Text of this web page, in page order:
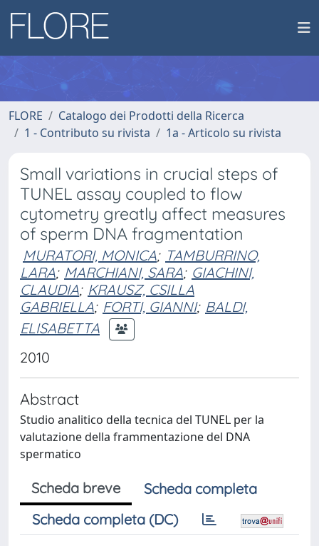
FLORE
Catalogo dei Prodotti della Ricerca
1 - Contributo su rivista
1a - Articolo su rivista
Small variations in crucial steps of
TUNEL assay coupled to flow
cytometry greatly affect measures
of sperm DNA fragmentation
MURATORI, MONICA; TAMBURRINO,
LARA; MARCHIANI, SARA; GIACHINI,
CLAUDIA; KRAUSZ, CSILLA
GABRIELLA; FORTI, GIANNI; BALDI,
ELISABETTA
2010
Abstract
Studio analitico della tecnica del TUNEL per la
valutazione della frammentazione del DNA
spermatico
Scheda breve
Scheda completa
Scheda completa (DC)